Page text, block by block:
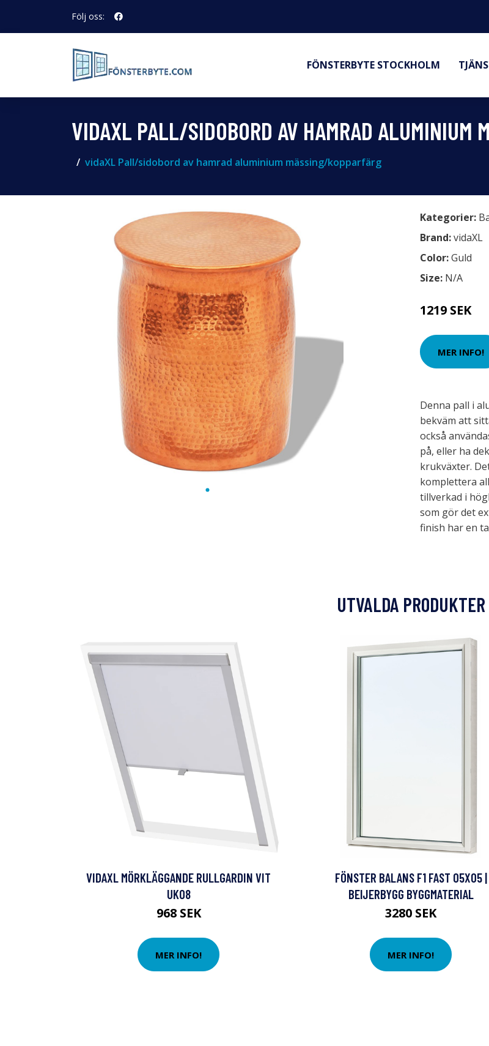
Följ oss:
FÖNSTERBYTE STOCKHOLM
VIDAXL PALL/SIDOBORD AV HAMRAD ALUMINIUM
vidaXL Pall/sidobord av hamrad aluminium mässing/kopparfärg
Kategorier:
Brand:vidaXL
Color:Guld
Size: N/A
1219 SEK
MER INFO!
Denna pall i
bekväm att
också
på, eller ha
krukväxter.
komplettera
tillverkad i
som gör det
finish har en
UTVALDA PRODUKTER
VIDAXL MÖRKLÄGGANDE RULLGARDIN VIT
UK08
968 SEK
MER INFO!
FÖNSTER BALANS F1 FAST 05X05 |
BEIJERBYGG BYGGMATERIAL
3280 SEK
MER INFO!